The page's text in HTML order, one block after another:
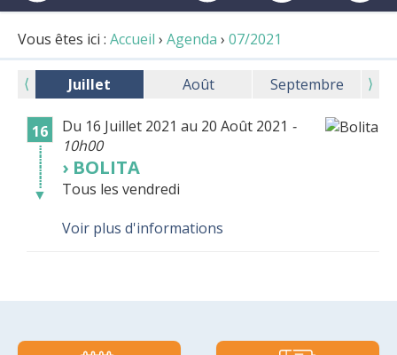
Vous êtes ici : Accueil › Agenda › 07/2021
⟨ Juillet Août Septembre ⟩
16
⁞
⁞
⁞
⁞
▼
Du 16 Juillet 2021 au 20 Août 2021 -
10h00
BOLITA
Tous les vendredi
Voir plus d'informations